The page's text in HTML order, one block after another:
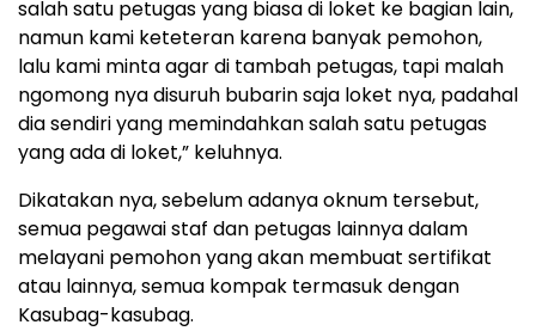
salah satu petugas yang biasa di loket ke bagian lain,
namun kami keteteran karena banyak pemohon,
lalu kami minta agar di tambah petugas, tapi malah
ngomong nya disuruh bubarin saja loket nya, padahal
dia sendiri yang memindahkan salah satu petugas
yang ada di loket,” keluhnya.
Dikatakan nya, sebelum adanya oknum tersebut,
semua pegawai staf dan petugas lainnya dalam
melayani pemohon yang akan membuat sertifikat
atau lainnya, semua kompak termasuk dengan
Kasubag-kasubag.